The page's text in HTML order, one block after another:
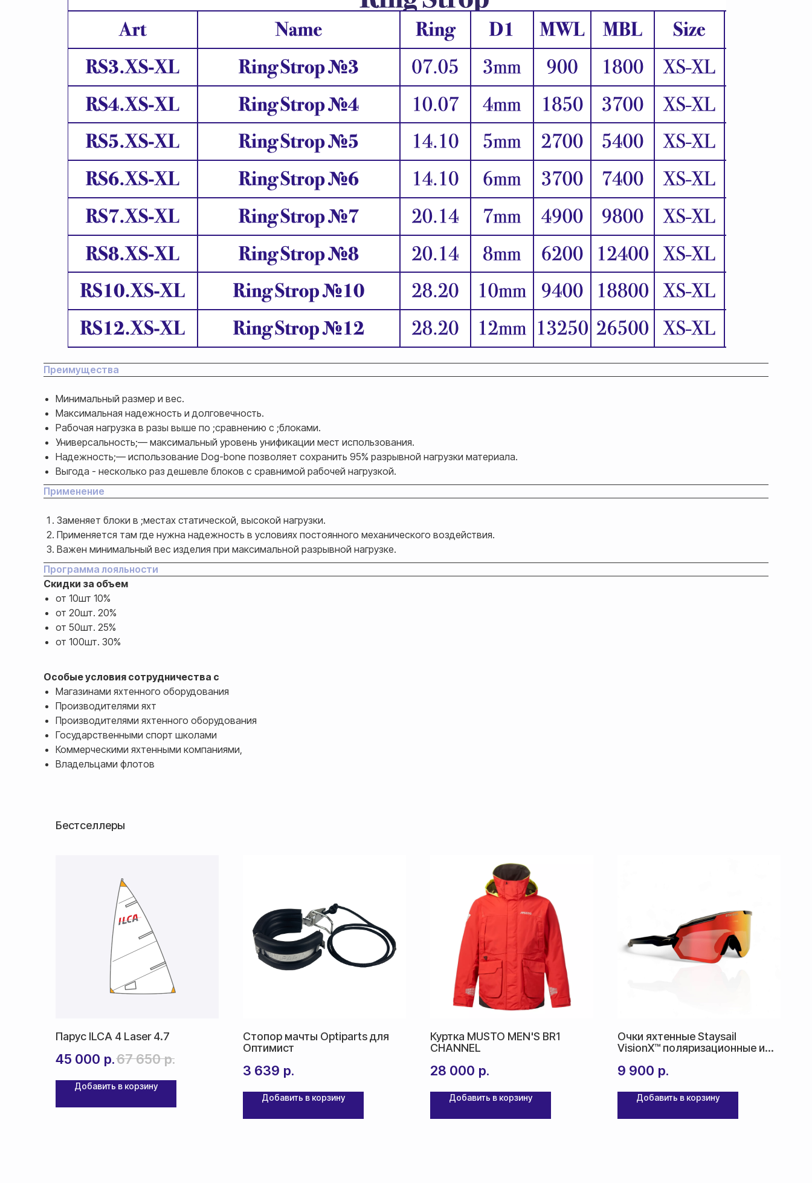
Преимущества
Минимальный размер и вес.
Максимальная надежность и долговечность.
Рабочая нагрузка в разы выше по ;сравнению с ;блоками.
Универсальность;— максимальный уровень унификации мест использования.
Надежность;— использование Dog-bone позволяет сохранить 95% разрывной нагрузки материала.
Выгода - несколько раз дешевле блоков с сравнимой рабочей нагрузкой.
Применение
Заменяет блоки в ;местах статической, высокой нагрузки.
Применяется там где нужна надежность в условиях постоянного механического воздействия.
Важен минимальный вес изделия при максимальной разрывной нагрузке.
Программа лояльности
Скидки за объем
от 10шт 10%
от 20шт. 20%
от 50шт. 25%
от 100шт. 30%
Особые условия сотрудничества с
Магазинами яхтенного оборудования
Производителями яхт
Производителями яхтенного оборудования
Государственными спорт школами
Коммерческими яхтенными компаниями,
Владельцами флотов
Бестселлеры
Парус ILCA 4 Laser 4.7
45 000 р.67 650 р.
Добавить в корзину
Стопор мачты Optiparts для
Оптимист
3 639 р.
Добавить в корзину
Куртка MUSTO MEN'S BR1
CHANNEL
28 000 р.
Добавить в корзину
Очки яхтенные Staysail
VisionX™ поляризационные и
9 900 р.
Добавить в корзину